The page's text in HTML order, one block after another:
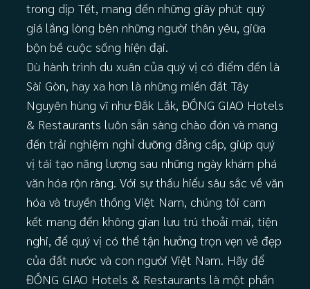
trong dịp Tết, mang đến những giây phút quý
giá lắng lòng bên những người thân yêu, giữa
bộn bề cuộc sống hiện đại.
Dù hành trình du xuân của quý vị có điểm đến là
Sài Gòn, hay xa hơn là những miền đất Tây
Nguyên hùng vĩ như Đắk Lắk, ĐỒNG GIAO Hotels
& Restaurants luôn sẵn sàng chào đón và mang
đến trải nghiệm nghỉ dưỡng đẳng cấp, giúp quý
vị tái tạo năng lượng sau những ngày khám phá
văn hóa rộn ràng. Với sự thấu hiểu sâu sắc về văn
hóa và truyền thống Việt Nam, chúng tôi cam
kết mang đến không gian lưu trú thoải mái, tiện
nghi, để quý vị có thể tận hưởng trọn vẹn vẻ đẹp
của đất nước và con người Việt Nam. Hãy để
ĐỒNG GIAO Hotels & Restaurants là một phần